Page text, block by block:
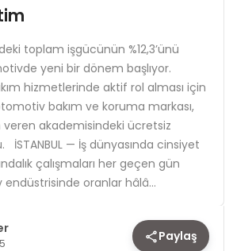
toplam işgücünün %12,3’ünü
yeni bir dönem başlıyor.
hizmetlerinde aktif rol alması için
bakım ve koruma markası,
veren akademisindeki ücretsiz
— İş dünyasında cinsiyet
çalışmaları her geçen gün
oranlar hâlâ…
Paylaş